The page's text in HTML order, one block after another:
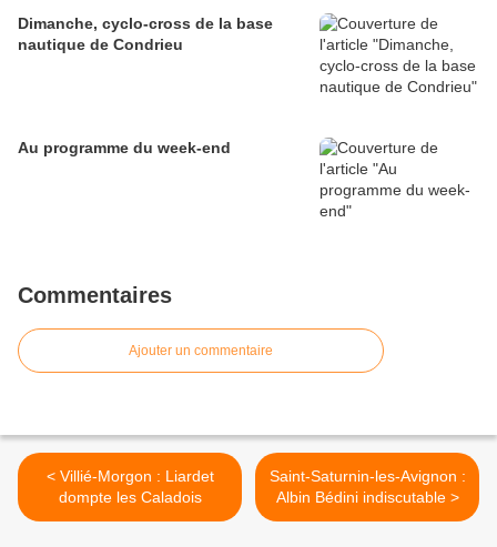
Dimanche, cyclo-cross de la base
nautique de Condrieu
Au programme du week-end
Commentaires
Ajouter un commentaire
< Villié-Morgon : Liardet
dompte les Caladois
Saint-Saturnin-les-Avignon :
Albin Bédini indiscutable >